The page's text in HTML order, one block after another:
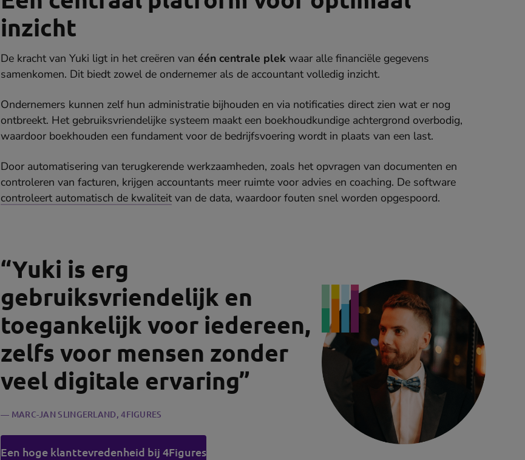
inzicht
De kracht van Yuki ligt in het creëren van één centrale plek waar alle financiële gegevens
samenkomen. Dit biedt zowel de ondernemer als de accountant volledig inzicht.
Ondernemers kunnen zelf hun administratie bijhouden en via notificaties direct zien wat er nog
ontbreekt. Het gebruiksvriendelijke systeem maakt een boekhoudkundige achtergrond overbodig,
waardoor boekhouden een fundament voor de bedrijfsvoering wordt in plaats van een last.
Door automatisering van terugkerende werkzaamheden, zoals het opvragen van documenten en
controleren van facturen, krijgen accountants meer ruimte voor advies en coaching. De software
controleert automatisch de kwaliteitvan de data, waardoor fouten snel worden opgespoord.
“Yuki is erg
gebruiksvriendelijk en
toegankelijk voor iedereen,
zelfs voor mensen zonder
veel digitale ervaring”
MARC-JAN SLINGERLAND, 4FIGURES
Een hoge klanttevredenheid bij 4Figures